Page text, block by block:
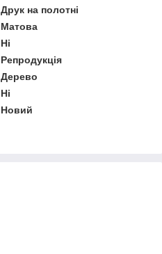
Друк на полотні
Матова
Ні
Репродукція
Дерево
Ні
Новий